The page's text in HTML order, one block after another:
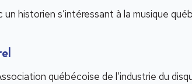
historien s’intéressant à la musique
québécoise de l’industrie du